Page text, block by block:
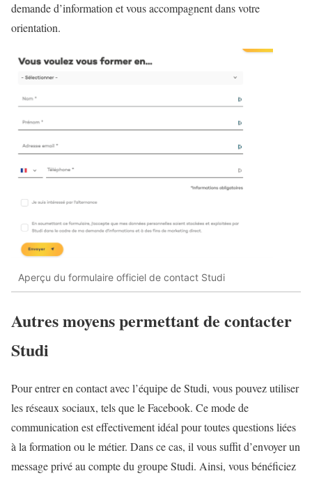
demande d’information et vous accompagnent dans votre
orientation.
Aperçu du formulaire officiel de contact Studi
Autres moyens permettant de contacter
Studi
Pour entrer en contact avec l’équipe de Studi, vous pouvez utiliser
les réseaux sociaux, tels que le Facebook. Ce mode de
communication est effectivement idéal pour toutes questions liées
à la formation ou le métier. Dans ce cas, il vous suffit d’envoyer un
message privé au compte du groupe Studi. Ainsi, vous bénéficiez